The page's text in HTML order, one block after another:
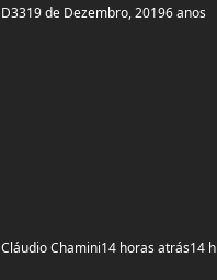
D3319 de Dezembro, 20196 anos
Cláudio Chamini14 horas atrás14 h